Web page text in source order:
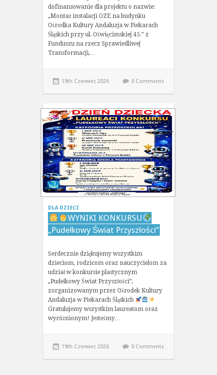
dofinansowanie dla projektu o nazwie:
„Montaż instalacji OZE na budynku
Ośrodka Kultury Andaluzja w Piekarach
Śląskich przy ul. Oświęcimskiej 45.” z
Funduszu na rzecz Sprawiedliwej
Transformacji,…
19th Czerwiec 2026 0 Comments
DLA DZIECI
WYNIKI KONKURSU
„Pudełkowy Świat Przyszłości”
Serdecznie dziękujemy wszystkim
dzieciom, rodzicom oraz nauczycielom za
udział w konkursie plastycznym
„Pudełkowy Świat Przyszłości”,
zorganizowanym przez Ośrodek Kultury
Andaluzja w Piekarach Śląskich
Gratulujemy wszystkim laureatom oraz
wyróżnionym! Jesteśmy…
19th Czerwiec 2026 0 Comments